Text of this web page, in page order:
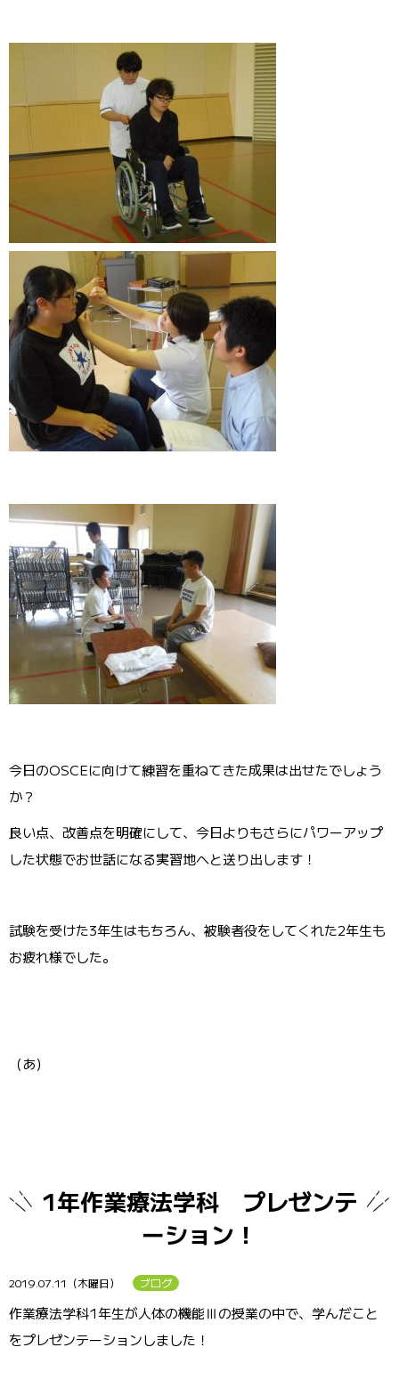
今日のOSCEに向けて練習を重ねてきた成果は出せたでしょう
か？
良い点、改善点を明確にして、今日よりもさらにパワーアップ
した状態でお世話になる実習地へと送り出します！
試験を受けた3年生はもちろん、被験者役をしてくれた2年生も
お疲れ様でした。
（あ）
1年作業療法学科 プレゼンテ
ーション！
2019.07.11（木曜日） ブログ
作業療法学科1年生が人体の機能Ⅲの授業の中で、学んだこと
をプレゼンテーションしました！